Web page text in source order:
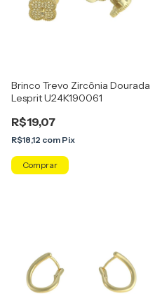
Brinco Trevo Zircônia Dourada
Lesprit U24K190061
R$19,07
R$18,12 com Pix